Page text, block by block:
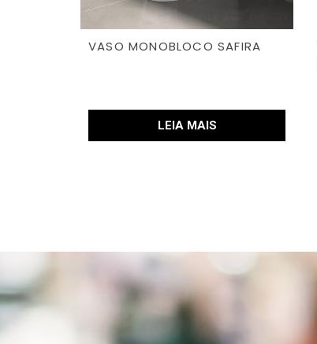
VASO MONOBLOCO SAFIRA
LEIA MAIS